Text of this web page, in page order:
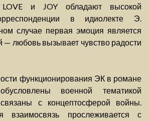
и JOY обладают высокой
в идиолекте Э.
случае первая эмоция является
— любовь вызывает чувство радости
функционирования ЭК в романе
военной тематикой
с концептосферой войны.
взаимосвязь прослеживается с